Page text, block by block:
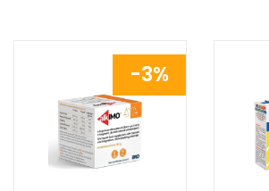
15BUST AL
CARRELLO
3%